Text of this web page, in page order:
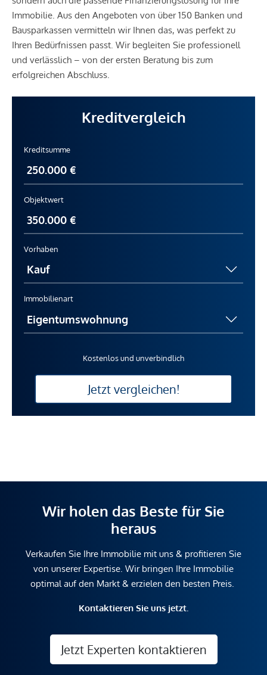
Immobilie. Aus den Angeboten von über 150 Banken und
Bausparkassen vermitteln wir Ihnen das, was perfekt zu
Ihren Bedürfnissen passt. Wir begleiten Sie professionell
und verlässlich – von der ersten Beratung bis zum
erfolgreichen Abschluss.
Kreditvergleich
Kreditsumme
Objektwert
Vorhaben
Immobilienart
Kostenlos und unverbindlich
Jetzt vergleichen!
Wir holen das Beste für Sie
heraus
Verkaufen Sie Ihre Immobilie mit uns & profitieren Sie
von unserer Expertise. Wir bringen Ihre Immobilie
optimal auf den Markt & erzielen den besten Preis.
Kontaktieren Sie uns jetzt.
Jetzt Experten kontaktieren